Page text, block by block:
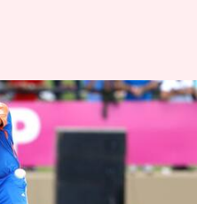
में बतौर कप्तान
वाले
पर भारतीय का